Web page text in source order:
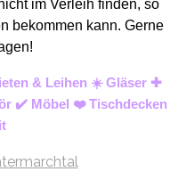
im Verleih finden, so
bekommen kann. Gerne
& Leihen ☀️ Gläser ✚
✔️ Möbel ❤️ Tischdecken